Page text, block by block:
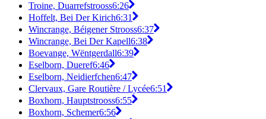
Troine, Duarrefstrooss6:26
Hoffelt, Bei Der Kirich6:31
Wincrange, Béigener Strooss6:37
Wincrange, Bei Der Kapell6:38
Boevange, Wëntgerdall6:39
Eselborn, Dueref6:46
Eselborn, Neidierfchen6:47
Clervaux, Gare Routière / Lycée6:51
Boxhorn, Hauptstrooss6:55
Boxhorn, Schemer6:56